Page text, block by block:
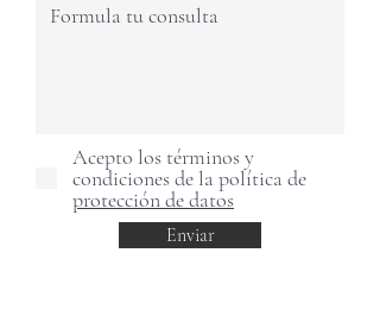
Acepto los términos y
condiciones de la política de
protección de datos
Enviar